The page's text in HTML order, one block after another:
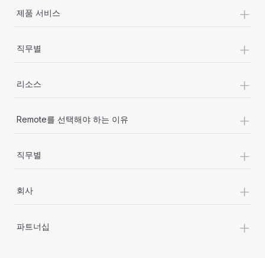
제품 서비스 +
직무별 +
리소스 +
Remote를 선택해야 하는 이유 +
직무별 +
회사 +
파트너십 +